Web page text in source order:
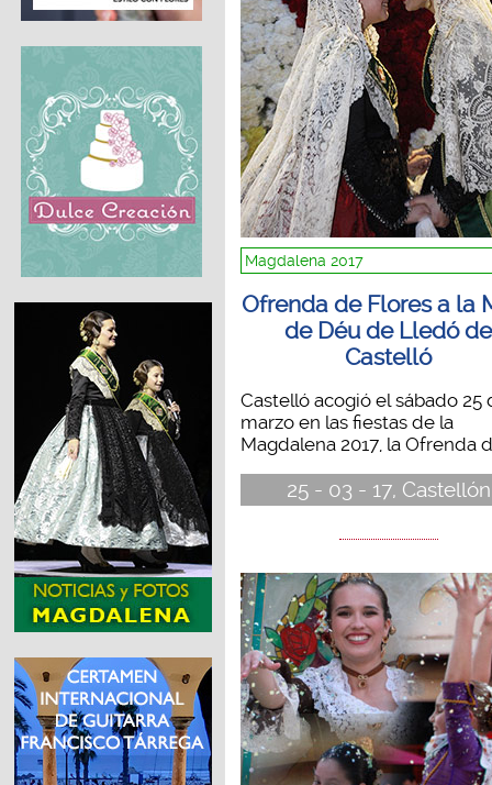
Magdalena 2017
Ofrenda de Flores a la
de Déu de Lledó de
Castelló
Castelló acogió el sábado 25
marzo en las fiestas de la
Magdalena 2017, la Ofrenda
25 - 03 - 17, Castellón